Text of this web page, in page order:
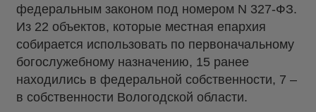
федеральным законом под номером N 327-ФЗ.
Из 22 объектов, которые местная епархия
собирается использовать по первоначальному
богослужебному назначению, 15 ранее
находились в федеральной собственности, 7 –
в собственности Вологодской области.